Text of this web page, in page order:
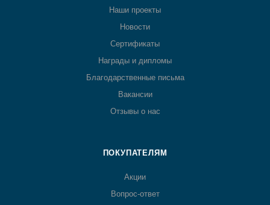
Наши проекты
Новости
Сертификаты
Награды и дипломы
Благодарственные письма
Вакансии
Отзывы о нас
ПОКУПАТЕЛЯМ
Акции
Вопрос-ответ